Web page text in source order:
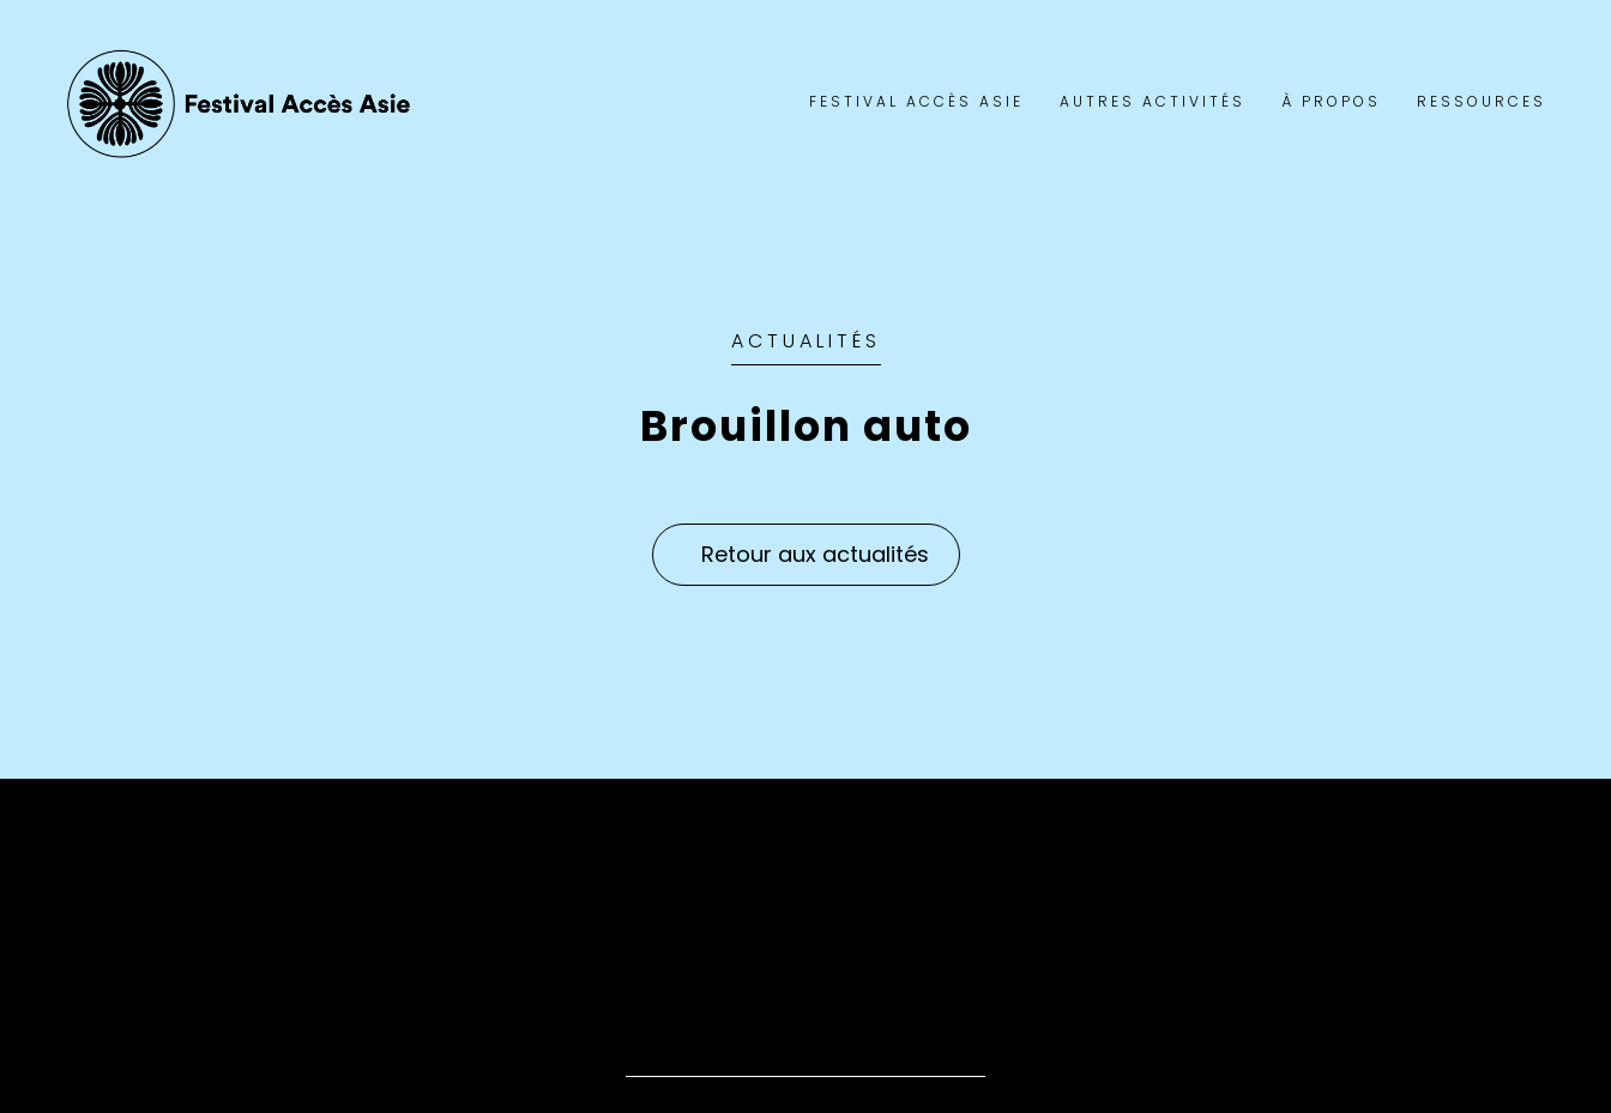
FESTIVAL ACCÈS ASIE AUTRES ACTIVITÉS À PROPOS RESSOURCES
ACTUALITÉS
Brouillon auto
Retour aux actualités